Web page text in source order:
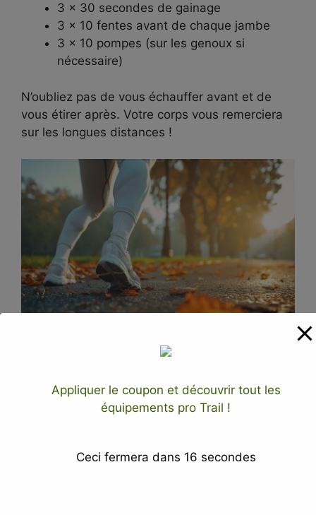
3 x 30 secondes de gainage
3 x 10 fentes avant de chaque jambe
3 x 10 pompes (sur les genoux si
nécessaire)
N’oubliez pas de vous échauffer avant et de
vous étirer après. Votre corps vous remerciera
sur les longues distances !
Optimiser sa
et astuces
Appliquer le coupon et découvrir tout les
équipements pro Trail !
Ceci fermera dans 15 secondes